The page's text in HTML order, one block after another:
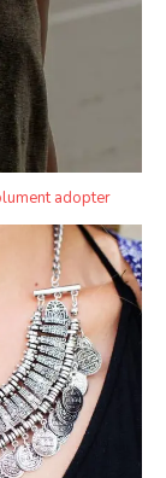
adopter